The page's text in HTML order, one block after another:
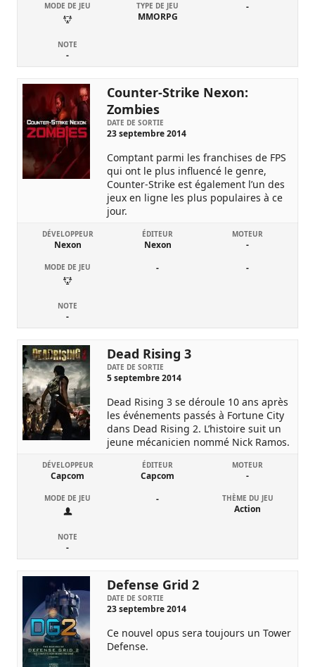
MODE DE JEU TYPE DE JEU
MMORPG
-
NOTE
-
Counter-Strike Nexon:
Zombies
DATE DE SORTIE
23 septembre 2014
Comptant parmi les franchises de FPS
qui ont le plus influencé le genre,
Counter-Strike est également l’un des
jeux en ligne les plus populaires à ce
jour.
DÉVELOPPEUR
Nexon
ÉDITEUR
Nexon
MOTEUR
-
MODE DE JEU - -
NOTE
-
Dead Rising 3
DATE DE SORTIE
5 septembre 2014
Dead Rising 3 se déroule 10 ans après
les événements passés à Fortune City
dans Dead Rising 2. L’histoire suit un
jeune mécanicien nommé Nick Ramos.
DÉVELOPPEUR
Capcom
ÉDITEUR
Capcom
MOTEUR
-
MODE DE JEU - THÈME DU JEU
Action
NOTE
-
Defense Grid 2
DATE DE SORTIE
23 septembre 2014
Ce nouvel opus sera toujours un Tower
Defense.